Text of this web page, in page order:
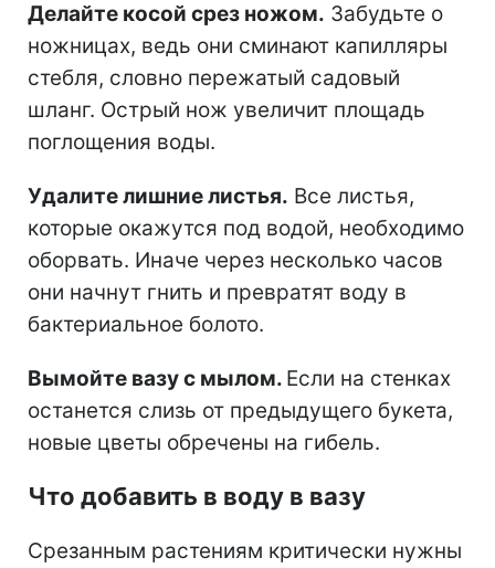
Делайте косой срез ножом. Забудьте о
ножницах, ведь они сминают капилляры
стебля, словно пережатый садовый
шланг. Острый нож увеличит площадь
поглощения воды.
Удалите лишние листья. Все листья,
которые окажутся под водой, необходимо
оборвать. Иначе через несколько часов
они начнут гнить и превратят воду в
бактериальное болото.
Вымойте вазу с мылом. Если на стенках
останется слизь от предыдущего букета,
новые цветы обречены на гибель.
Что добавить в воду в вазу
Срезанным растениям критически нужны